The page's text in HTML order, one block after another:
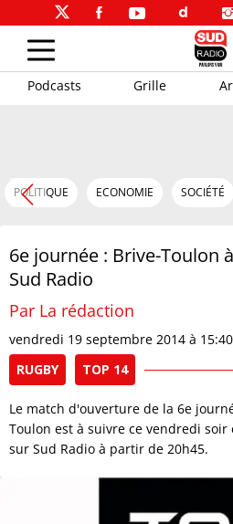
Podcasts Grille
POLITIQUE ECONOMIE SOCIÉTÉ
6e journée : Brive-Toulon
Sud Radio
Par La rédaction
vendredi 19 septembre 2014 à 15:40
RUGBY
TOP 14
Le match d'ouverture de la 6e
Toulon est à suivre ce vendredi
sur Sud Radio à partir de 20h45.